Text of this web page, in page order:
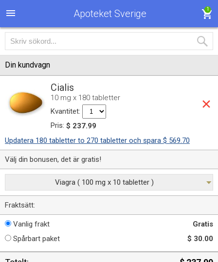
Apoteket Sverige 1
Din kundvagn
Cialis
10 mg x 180 tabletter
Kvantitet:
Pris: $ 237.99
Updatera 180 tabletter to 270 tabletter och spara $ 569.70
Välj din bonusen, det är gratis!
Viagra ( 100 mg x 10 tabletter )
Fraktsätt:
Vanlig frakt
Gratis
Spårbart paket
$ 30.00